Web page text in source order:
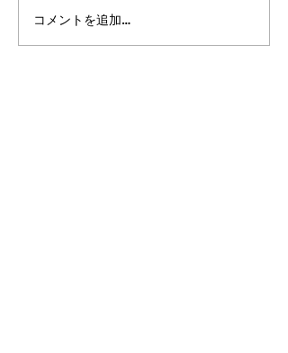
2026年8月・9月スケジュ
ール
コメントを追加…